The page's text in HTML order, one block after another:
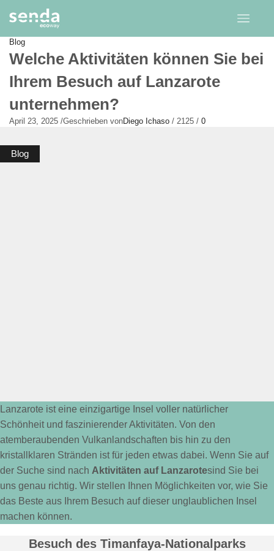
Blog
Welche Aktivitäten können Sie bei
Ihrem Besuch auf Lanzarote
unternehmen?
April 23, 2025 /Geschrieben vonDiego Ichaso / 2125 / 0
Blog
Lanzarote ist eine einzigartige Insel voller natürlicher
Schönheit und faszinierender Aktivitäten. Von den
atemberaubenden Vulkanlandschaften bis hin zu den
kristallklaren Stränden ist für jeden etwas dabei. Wenn Sie auf
der Suche sind nach Aktivitäten auf Lanzarotesind Sie bei
uns genau richtig. Wir stellen Ihnen Möglichkeiten vor, wie Sie
das Beste aus Ihrem Besuch auf dieser unglaublichen Insel
machen können.
Besuch des Timanfaya-Nationalparks